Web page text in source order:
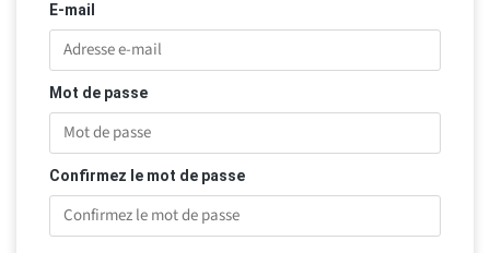
E-mail
Mot de passe
Confirmez le mot de passe